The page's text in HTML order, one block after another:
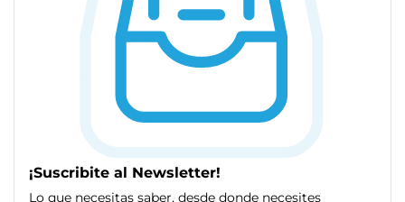
¡Suscribite al Newsletter!
Lo que necesitas saber, desde donde necesites